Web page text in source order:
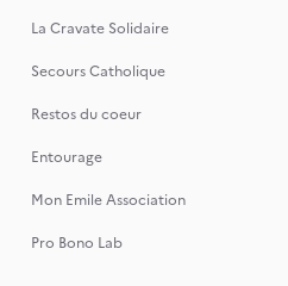
La Cravate Solidaire
Secours Catholique
Restos du coeur
Entourage
Mon Emile Association
Pro Bono Lab